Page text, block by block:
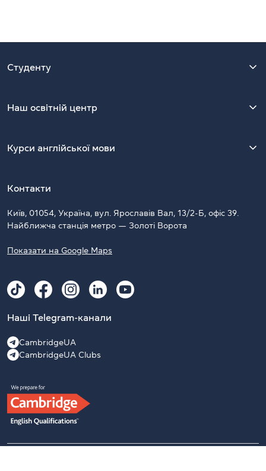
Студенту
Наш освітній центр
Курси англійської мови
Контакти
Київ, 01054, Україна, вул. Ярославів Вал, 13/2-Б, офіс 39.
Найближча станція метро — Золоті Ворота
Показати на Google Maps
Наші Telegram-канали
CambridgeUA
CambridgeUA Clubs